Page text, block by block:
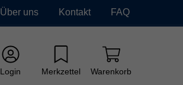
Über uns Kontakt FAQ
Login Merkzettel Warenkorb